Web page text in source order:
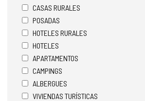
CASAS RURALES
POSADAS
HOTELES RURALES
HOTELES
APARTAMENTOS
CAMPINGS
ALBERGUES
VIVIENDAS TURÍSTICAS